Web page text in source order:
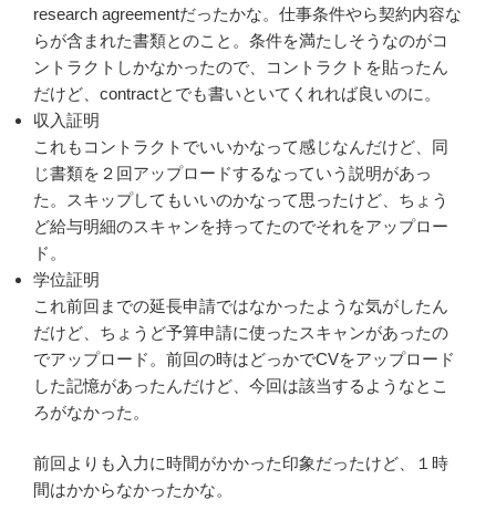
research agreementだったかな。仕事条件やら契約内容な
らが含まれた書類とのこと。条件を満たしそうなのがコ
ントラクトしかなかったので、コントラクトを貼ったん
だけど、contractとでも書いといてくれれば良いのに。
収入証明
これもコントラクトでいいかなって感じなんだけど、同
じ書類を２回アップロードするなっていう説明があっ
た。スキップしてもいいのかなって思ったけど、ちょう
ど給与明細のスキャンを持ってたのでそれをアップロー
ド。
学位証明
これ前回までの延長申請ではなかったような気がしたん
だけど、ちょうど予算申請に使ったスキャンがあったの
でアップロード。前回の時はどっかでCVをアップロード
した記憶があったんだけど、今回は該当するようなとこ
ろがなかった。
前回よりも入力に時間がかかった印象だったけど、１時
間はかからなかったかな。